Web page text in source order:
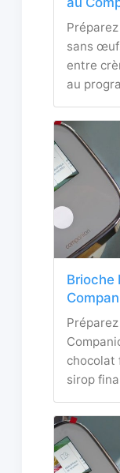
sans
entre
au
Brioche
chocolat
sirop